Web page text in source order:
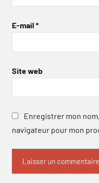
E-mail *
Site web
Enregistrer mon
navigateur pour mon